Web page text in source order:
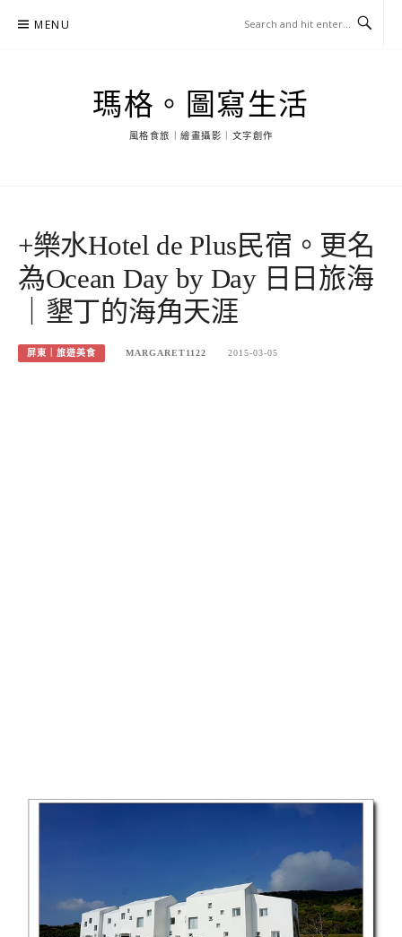
MENU
瑪格。圖寫生活
風格食旅｜繪畫攝影｜文字創作
+樂水Hotel de Plus民宿。更名
為Ocean Day by Day 日日旅海
｜墾丁的海角天涯
屏東｜旅遊美食 MARGARET1122 2015-03-05